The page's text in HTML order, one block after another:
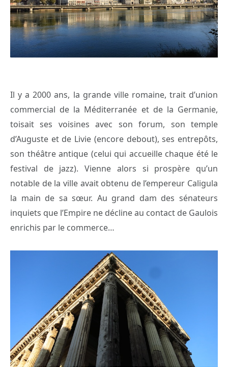
Il y a 2000 ans, la grande ville romaine, trait d’union
commercial de la Méditerranée et de la Germanie,
toisait ses voisines avec son forum, son temple
d’Auguste et de Livie (encore debout), ses entrepôts,
son théâtre antique (celui qui accueille chaque été le
festival de jazz). Vienne alors si prospère qu’un
notable de la ville avait obtenu de l’empereur Caligula
la main de sa sœur. Au grand dam des sénateurs
inquiets que l’Empire ne décline au contact de Gaulois
enrichis par le commerce…